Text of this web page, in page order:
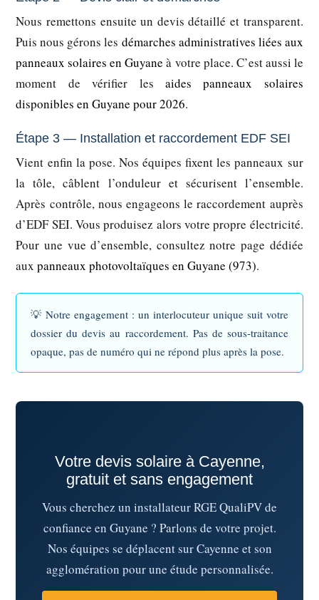
Nous remettons ensuite un devis détaillé et transparent.
Puis nous gérons les démarches administratives liées aux
panneaux solaires en Guyane à votre place. C’est aussi le
moment de vérifier les aides panneaux solaires
disponibles en Guyane pour 2026.
Étape 3 — Installation et raccordement EDF SEI
Vient enfin la pose. Nos équipes fixent les panneaux sur
la tôle, câblent l’onduleur et sécurisent l’ensemble.
Après contrôle, nous engageons le raccordement auprès
d’EDF SEI. Vous produisez alors votre propre électricité.
Pour une vue d’ensemble, consultez notre page dédiée
auxpanneaux photovoltaïques en Guyane (973).
💡Notre engagement : un interlocuteur unique suit votre
dossier du devis au raccordement. Pas de sous-traitance
opaque, pas de numéro qui ne répond plus après la pose.
Votre devis solaire à Cayenne,
gratuit et sans engagement
Vous cherchez un installateur RGE QualiPV de
confiance en Guyane ? Parlons de votre projet.
Nos équipes se déplacent sur Cayenne et son
agglomération pour une étude personnalisée.